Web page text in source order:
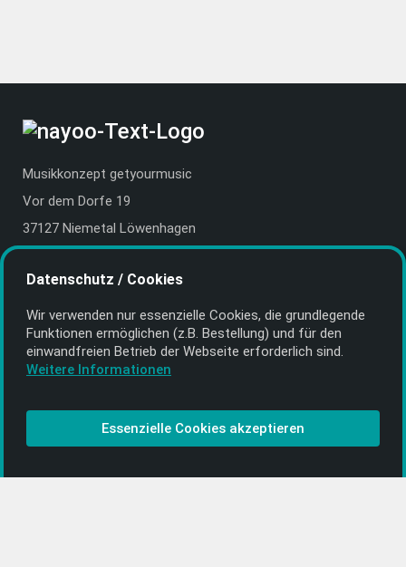
Musikkonzept getyourmusic
Vor dem Dorfe 19
37127 Niemetal Löwenhagen
E-Mail:info@getyourmusic.de
Alle Informationen
Kontakt
CD-Anbieter werden
CD-Anbieter-Login
Datenschutz / Cookies
Wir verwenden nur essenzielle Cookies, die grund­legende
Funktionen ermöglichen (z.B. Bestellung) und für den
einwand­freien Betrieb der Webseite erforderlich sind.
Weitere Informationen
Essenzielle Cookies akzeptieren